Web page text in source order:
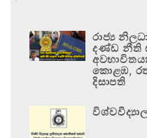
රාජ්‍ය
දණ්ඩ නීති
කොළඹ,
දිසාපති